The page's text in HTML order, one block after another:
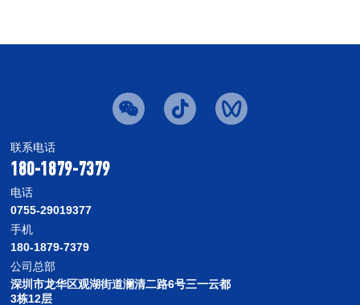
联系电话
180-1879-7379
电话
0755-29019377
手机
180-1879-7379
公司总部
深圳市龙华区观湖街道澜清二路6号三一云都
3栋12层